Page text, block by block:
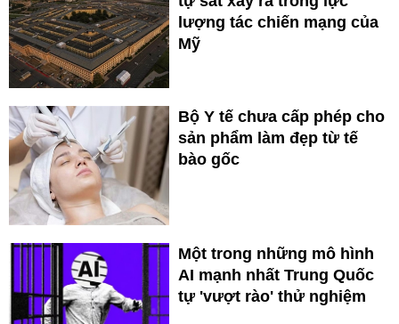
lượng tác chiến mạng của
Mỹ
Bộ Y tế chưa cấp phép cho
sản phẩm làm đẹp từ tế
bào gốc
Một trong những mô hình
AI mạnh nhất Trung Quốc
tự 'vượt rào' thử nghiệm